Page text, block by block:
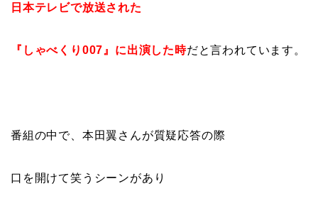
日本テレビで放送された
『しゃべくり007』に出演した時だと言われています。
番組の中で、本田翼さんが質疑応答の際
口を開けて笑うシーンがあり